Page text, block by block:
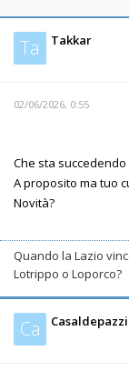
Ta Takkar
02/06/2026, 0:55
Che sta succedendo
A proposito ma tuo
Novità?
Quando la Lazio
Lotrippo o Loporco?
Ca Casaldepazzi